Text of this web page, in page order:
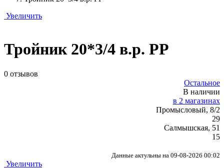
Увеличить
Тройник 20*3/4 в.р. РР
0 отзывов
Остальное
В наличии
в 2 магазинах
Промысловый, 8/2
29
Салмышская, 51
15
Данные актульны на 09-08-2026 00:02
Увеличить